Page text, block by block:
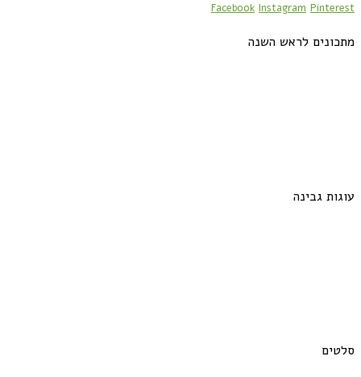
Facebook Instagram Pinterest
מתכונים לראש השנה
עוגות גבינה
סלטים